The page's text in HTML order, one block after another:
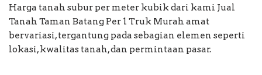
Harga tanah subur per meter kubik dari kami Jual
Tanah Taman Batang Per 1 Truk Murah amat
bervariasi, tergantung pada sebagian elemen seperti
lokasi, kwalitas tanah, dan permintaan pasar.